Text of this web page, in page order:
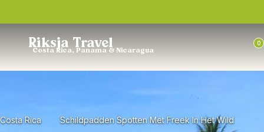
Riksja Travel
Costa Rica, Panama & Nicaragua
0
Costa Rica Schildpadden Spotten Met Freek In Het Wild